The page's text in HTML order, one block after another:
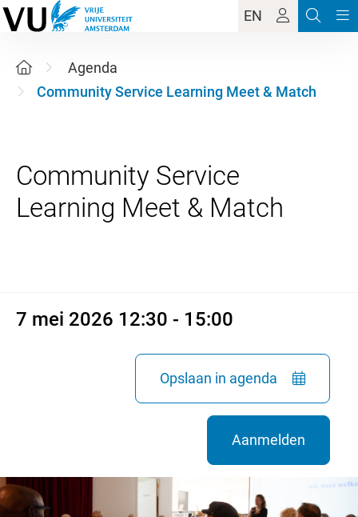
EN
Agenda
Community Service Learning Meet & Match
Community Service
7 mei 2026 12:30 - 15:00
Opslaan in agenda
Aanmelden